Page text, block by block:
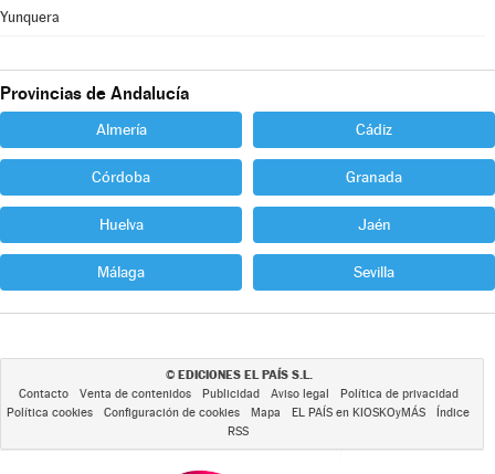
Yunquera
Provincias de Andalucía
Almería Cádiz
Córdoba Granada
Huelva Jaén
Málaga Sevilla
© EDICIONES EL PAÍS S.L.
Contacto Venta de contenidos Publicidad Aviso legal
Política de privacidad
Política cookies
Configuración de cookies Mapa EL PAÍS en KIOSKOyMÁS
Índice
RSS